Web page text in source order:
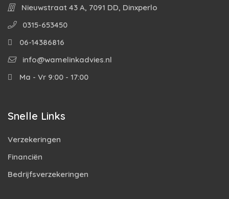
Nieuwstraat 43 A, 7091 DD, Dinxperlo
0315-653450
06-14386816
info@wamelinkadvies.nl
Ma - Vr 9:00 - 17:00
Snelle Links
Verzekeringen
Financiën
Bedrijfsverzekeringen